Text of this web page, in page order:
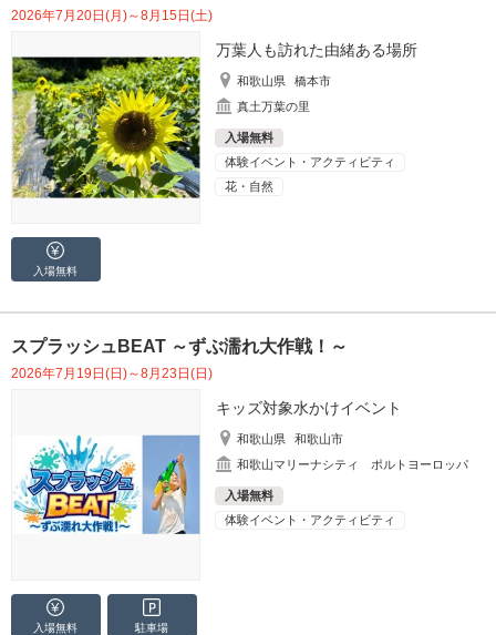
2026年7月20日(月)～8月15日(土)
万葉人も訪れた由緒ある場所
和歌山県
橋本市
真土万葉の里
入場無料
体験イベント・アクティビティ
花・自然
入場無料
スプラッシュBEAT ～ずぶ濡れ大作戦！～
2026年7月19日(日)～8月23日(日)
キッズ対象水かけイベント
和歌山県
和歌山市
和歌山マリーナシティ ポルトヨーロッパ
入場無料
体験イベント・アクティビティ
入場無料 駐車場